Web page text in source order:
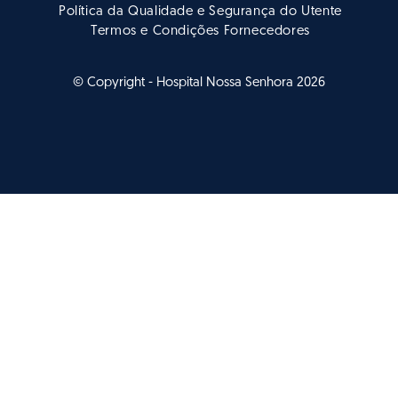
Política da Qualidade e Segurança do Utente
Termos e Condições Fornecedores
© Copyright - Hospital Nossa Senhora 2026